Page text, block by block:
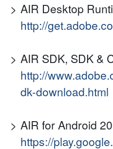
AIR Desktop
http://
AIR SDK, SDK &
http://
dk-download.html
AIR for Android
https://